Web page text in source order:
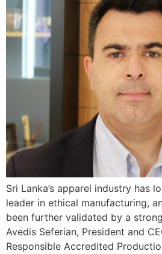
Sri Lanka’s apparel industry has
leader in ethical manufacturing,
been further validated by a
Avedis Seferian, President and
Responsible Accredited